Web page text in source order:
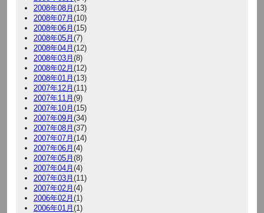
2008年08月(13)
2008年07月(10)
2008年06月(15)
2008年05月(7)
2008年04月(12)
2008年03月(8)
2008年02月(12)
2008年01月(13)
2007年12月(11)
2007年11月(9)
2007年10月(15)
2007年09月(34)
2007年08月(37)
2007年07月(14)
2007年06月(4)
2007年05月(8)
2007年04月(4)
2007年03月(11)
2007年02月(4)
2006年02月(1)
2006年01月(1)